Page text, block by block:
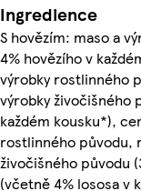
Ingredience
S hovězím: maso a
4% hovězího v
výrobky rostlinného
výrobky živočišného
každém kousku*),
rostlinného původu,
živočišného původu
(včetně 4% lososa v